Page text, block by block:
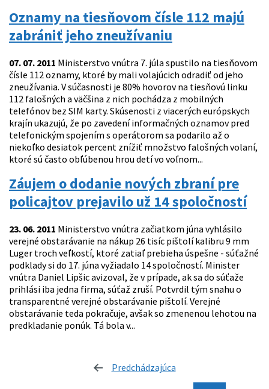
Oznamy na tiesňovom čísle 112 majú
zabrániť jeho zneužívaniu
07. 07. 2011 Ministerstvo vnútra 7. júla spustilo na tiesňovom
čísle 112 oznamy, ktoré by mali volajúcich odradiť od jeho
zneužívania. V súčasnosti je 80% hovorov na tiesňovú linku
112 falošných a väčšina z nich pochádza z mobilných
telefónov bez SIM karty. Skúsenosti z viacerých európskych
krajín ukazujú, že po zavedení informačných oznamov pred
telefonickým spojením s operátorom sa podarilo až o
niekoľko desiatok percent znížiť množstvo falošných volaní,
ktoré sú často obľúbenou hrou detí vo voľnom...
Záujem o dodanie nových zbraní pre
policajtov prejavilo už 14 spoločností
23. 06. 2011 Ministerstvo vnútra začiatkom júna vyhlásilo
verejné obstarávanie na nákup 26 tisíc pištolí kalibru 9 mm
Luger troch veľkostí, ktoré zatiaľ prebieha úspešne - súťažné
podklady si do 17. júna vyžiadalo 14 spoločností. Minister
vnútra Daniel Lipšic avizoval, že v prípade, ak sa do súťaže
prihlási iba jedna firma, súťaž zruší. Potvrdil tým snahu o
transparentné verejné obstarávanie pištolí. Verejné
obstarávanie teda pokračuje, avšak so zmenenou lehotou na
predkladanie ponúk. Tá bola v...
Predchádzajúca